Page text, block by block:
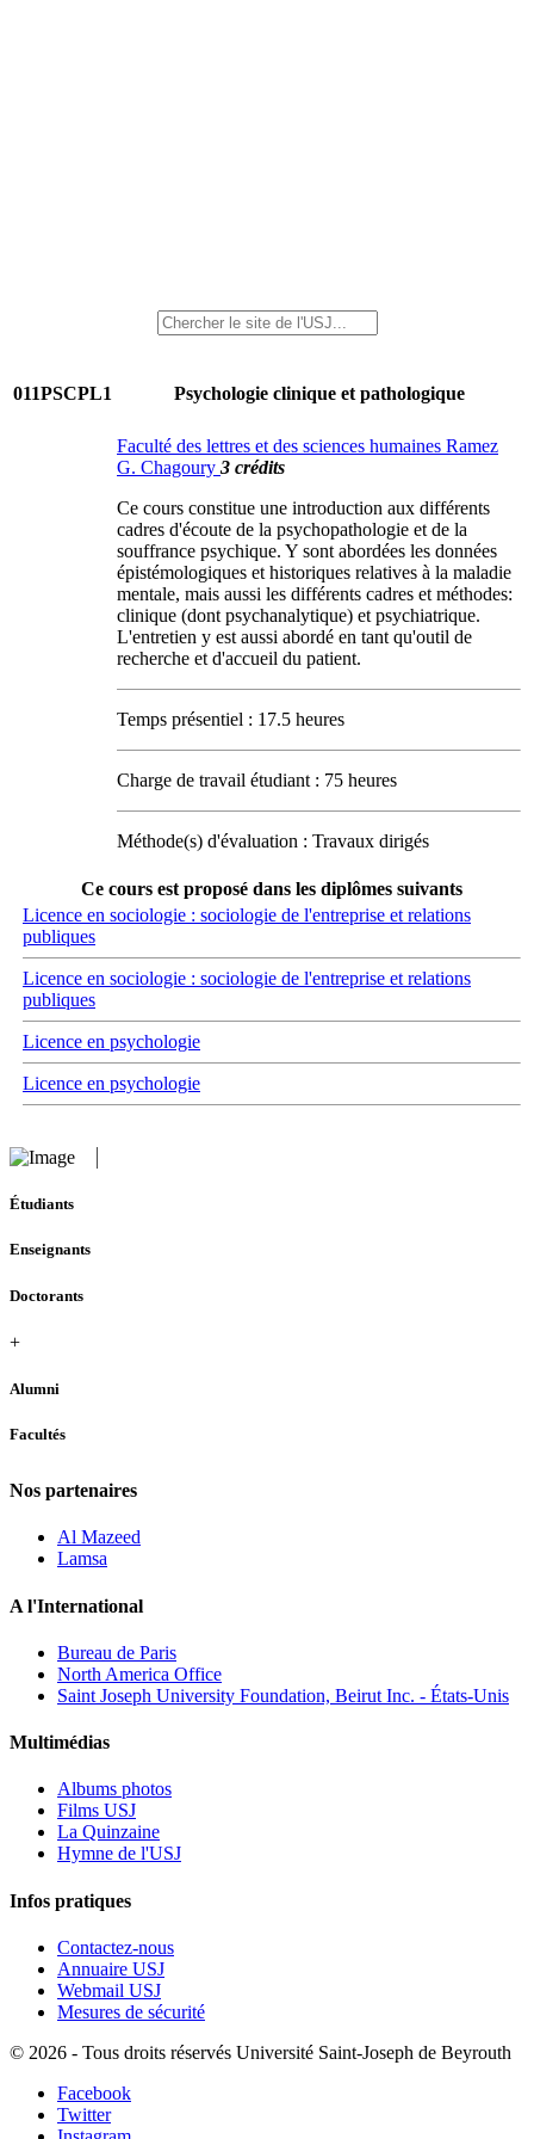
011PSCPL1 Psychologie clinique et pathologique
Faculté des lettres et des sciences humaines Ramez
G. Chagoury 3 crédits
Ce cours constitue une introduction aux différents
cadres d'écoute de la psychopathologie et de la
souffrance psychique. Y sont abordées les données
épistémologiques et historiques relatives à la maladie
mentale, mais aussi les différents cadres et méthodes:
clinique (dont psychanalytique) et psychiatrique.
L'entretien y est aussi abordé en tant qu'outil de
recherche et d'accueil du patient.
Temps présentiel : 17.5 heures
Charge de travail étudiant : 75 heures
Méthode(s) d'évaluation : Travaux dirigés
Ce cours est proposé dans les diplômes suivants
Licence en sociologie : sociologie de l'entreprise et relations
publiques
Licence en sociologie : sociologie de l'entreprise et relations
publiques
Licence en psychologie
Licence en psychologie
Étudiants
Enseignants
Doctorants
+
Alumni
Facultés
Nos partenaires
Al Mazeed
Lamsa
A l'International
Bureau de Paris
North America Office
Saint Joseph University Foundation, Beirut Inc. - États-Unis
Multimédias
Albums photos
Films USJ
La Quinzaine
Hymne de l'USJ
Infos pratiques
Contactez-nous
Annuaire USJ
Webmail USJ
Mesures de sécurité
© 2026 - Tous droits réservés Université Saint-Joseph de Beyrouth
Facebook
Twitter